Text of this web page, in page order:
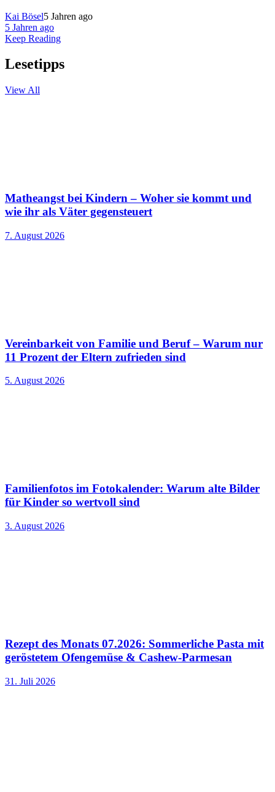
Kai Bösel5 Jahren ago
5 Jahren ago
Keep Reading
Lesetipps
View All
Matheangst bei Kindern – Woher sie kommt und
wie ihr als Väter gegensteuert
7. August 2026
Vereinbarkeit von Familie und Beruf – Warum nur
11 Prozent der Eltern zufrieden sind
5. August 2026
Familienfotos im Fotokalender: Warum alte Bilder
für Kinder so wertvoll sind
3. August 2026
Rezept des Monats 07.2026: Sommerliche Pasta mit
geröstetem Ofengemüse & Cashew-Parmesan
31. Juli 2026